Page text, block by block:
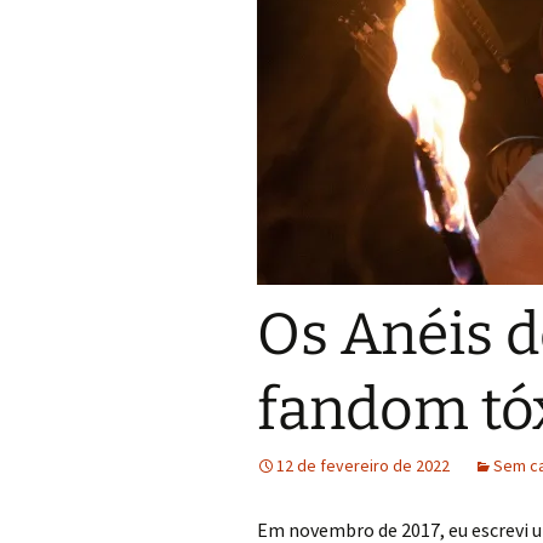
Os Anéis
fandom
12 de fevereiro de 2022 Sem
Em novembro de 2017, eu escrevi